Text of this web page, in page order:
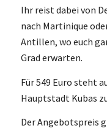
Ihr reist dabei von
nach Martinique
Antillen, wo euch
Grad erwarten.
Für 549 Euro steht
Hauptstadt Kubas
Der Angebotspreis